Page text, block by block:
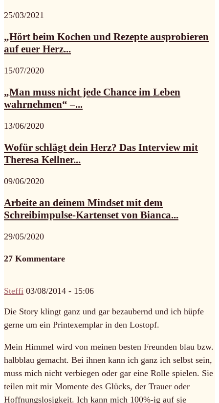
25/03/2021
„Hört beim Kochen und Rezepte ausprobieren
auf euer Herz...
15/07/2020
„Man muss nicht jede Chance im Leben
wahrnehmen“ –...
13/06/2020
Wofür schlägt dein Herz? Das Interview mit
Theresa Kellner...
09/06/2020
Arbeite an deinem Mindset mit dem
Schreibimpulse-Kartenset von Bianca...
29/05/2020
27 Kommentare
Steffi 03/08/2014 - 15:06
Die Story klingt ganz und gar bezaubernd und ich hüpfe
gerne um ein Printexemplar in den Lostopf.
Mein Himmel wird von meinen besten Freunden blau bzw.
halbblau gemacht. Bei ihnen kann ich ganz ich selbst sein,
muss mich nicht verbiegen oder gar eine Rolle spielen. Sie
teilen mit mir Momente des Glücks, der Trauer oder
Hoffnungslosigkeit. Ich kann mich 100%-ig auf sie